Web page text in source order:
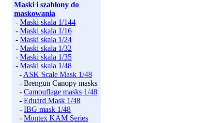
Maski i szablony do
maskowania
- Maski skala 1/144
- Maski skala 1/16
- Maski skala 1/24
- Maski skala 1/32
- Maski skala 1/35
- Maski skala 1/48
- ASK Scale Mask 1/48
- Brengun Canopy masks
- Camouflage masks 1/48
- Eduard Mask 1/48
- IBG mask 1/48
- Montex KAM Series